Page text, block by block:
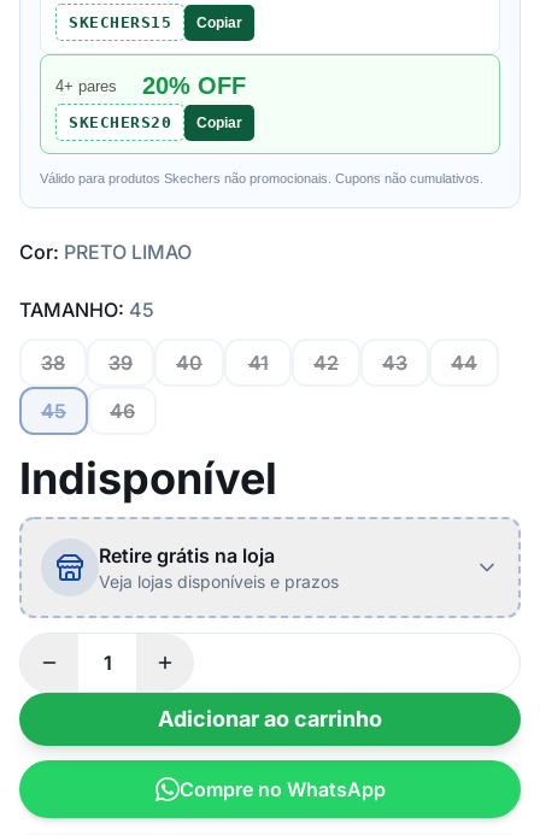
SKECHERS15 Copiar
4+ pares 20% OFF
SKECHERS20 Copiar
Válido para produtos Skechers não promocionais. Cupons não cumulativos.
Cor: PRETO LIMAO
TAMANHO: 45
38 39 40 41 42 43
44
45
46
Indisponível
Retire grátis na loja
Veja lojas disponíveis e prazos
Adicionar ao carrinho
Compre no WhatsApp